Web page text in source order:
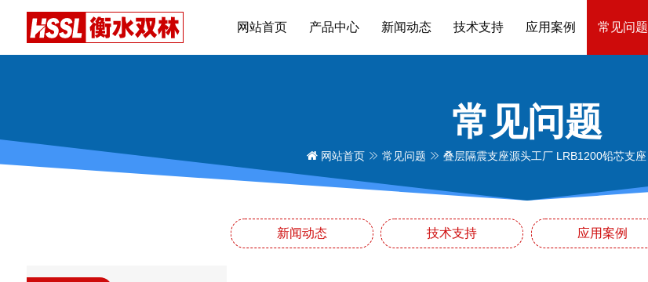
网站首页 产品中心 新闻动态 技术支持 应用案例 常见问题
常见问题
网站首页 常见问题 叠层隔震支座源头工厂 LRB1200铅芯支
新闻动态 技术支持 应用案例